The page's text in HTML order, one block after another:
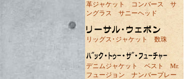
革ジャケット コンバース
サ
ングラス
サニーヘッド
リッグス･ジャケット 数珠
デニムジャケット ベスト
Mr.
フュージョン
ナンバープレー